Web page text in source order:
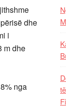
dhe
i
m dhe
nga